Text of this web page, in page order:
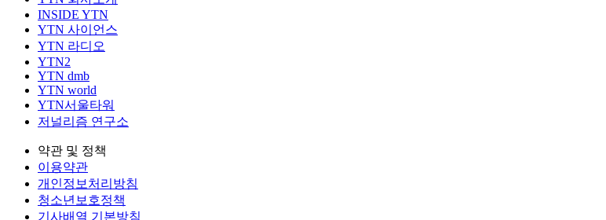
INSIDE YTN
YTN 사이언스
YTN 라디오
YTN2
YTN dmb
YTN world
YTN서울타워
저널리즘 연구소
약관 및 정책
이용약관
개인정보처리방침
청소년보호정책
기사배열 기본방침